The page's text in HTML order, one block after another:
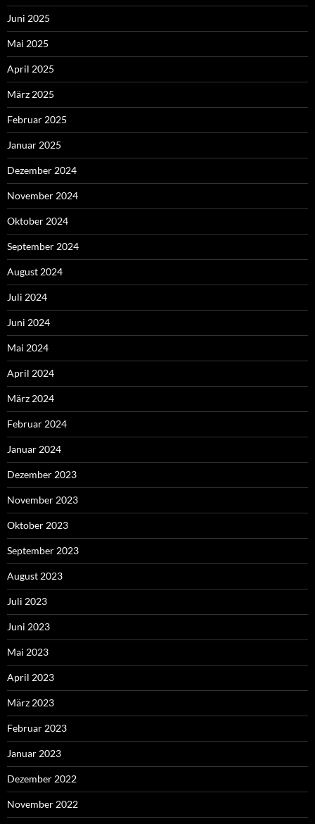
Juni 2025
Mai 2025
April 2025
März 2025
Februar 2025
Januar 2025
Dezember 2024
November 2024
Oktober 2024
September 2024
August 2024
Juli 2024
Juni 2024
Mai 2024
April 2024
März 2024
Februar 2024
Januar 2024
Dezember 2023
November 2023
Oktober 2023
September 2023
August 2023
Juli 2023
Juni 2023
Mai 2023
April 2023
März 2023
Februar 2023
Januar 2023
Dezember 2022
November 2022